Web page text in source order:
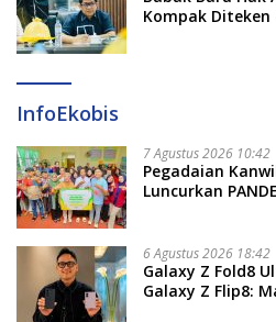
Kompak Diteken
InfoEkobis
7 Agustus 2026 10:42
Pegadaian
Luncurkan
6 Agustus 2026 18:42
Galaxy Z Fold8
Galaxy Z Flip8: